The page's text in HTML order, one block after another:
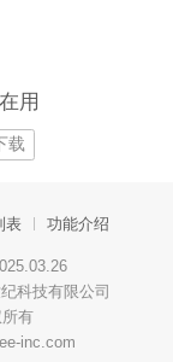
用
载
表 功能介绍
科技有限公司
有
inc.com